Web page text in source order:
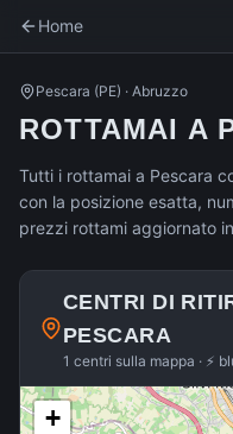
Home
Pescara (PE) · Abruzzo
ROTTAMAI A
Tutti i rottamai a Pescara
con la posizione esatta,
prezzi rottami aggiornato
CENTRI DI
PESCARA
1 centri sulla mappa · ⚡
+